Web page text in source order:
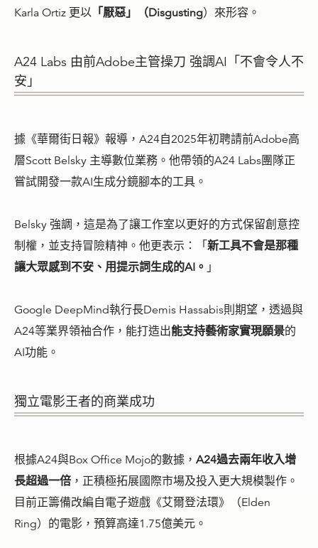
Karla Ortiz 更以 「厭惡」（Disgusting）來形容。
A24 Labs 由前Adobe主管操刀 強調AI「不會令人不
安」
據《華爾街日報》報導，A24自2025年初聘請前Adobe高
層Scott Belsky 主導數位業務。他帶領的A24 Labs團隊正
嘗試開發一款AI生成分鏡腳本的工具。
Belsky 強調，這是為了讓工作室以更好的方式保留創意控
制權，並支持冒險精神。他更表示：「 新工具不會是那種
讓大眾感到不安、用提示詞生成的AI。 」
Google DeepMind執行長Demis Hassabis則期望，透過與
A24等業界領袖合作，能打造出能支持藝術家實現願景的
AI功能。
獨立電影王者的商業成功
根據A24與Box Office Mojo的數據， A24過去兩年收入增
長超過一倍 ，正積極拓展國際市場及投入更大規模製作。
目前正籌備改編自電子遊戲《艾爾登法環》（Elden
Ring）的電影，預算高達1.75億美元。